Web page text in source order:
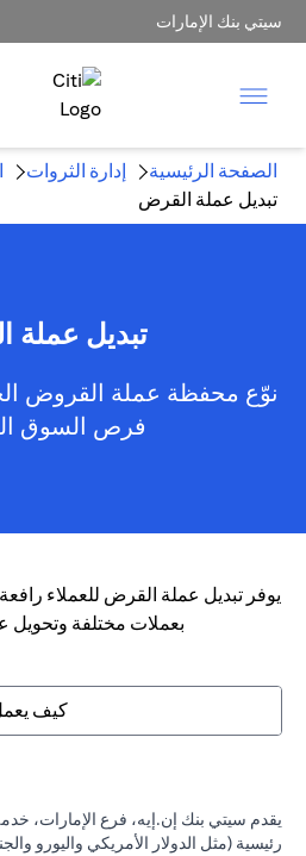
سيتي بنك الإمارات
الصفحة الرئيسية إدارة الثروات
تبديل عملة القرض
تبديل عملة
نوّع محفظة عملة القروض
فرص السوق
يوفر تبديل عملة القرض للعملاء
بعملات مختلفة
كيف
يقدم سيتي بنك إن.إيه، فرع الإمارات،
رئيسية (مثل الدولار الأمريكي واليورو